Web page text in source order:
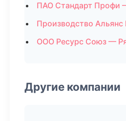
ПАО Стандарт Профи
Производство
ООО Ресурс Союз —
Другие компании